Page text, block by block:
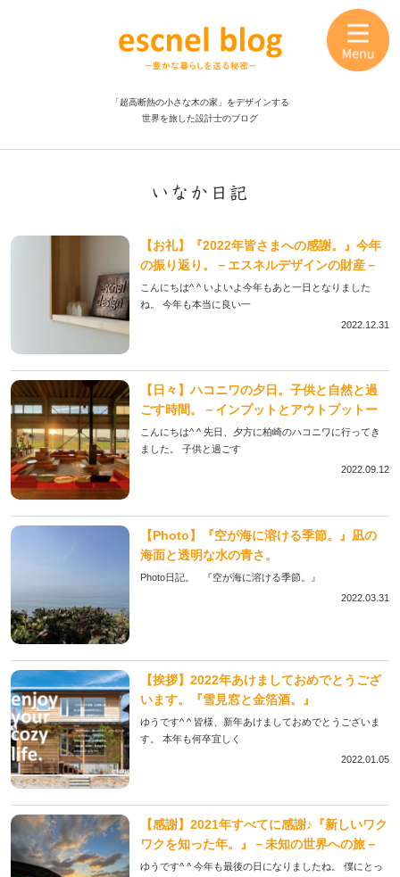
「超高断熱の小さな木の家」をデザインする
世界を旅した設計士のブログ
いなか日記
【お礼】『2022年皆さまへの感謝。』今年
の振り返り。－エスネルデザインの財産－
こんにちは^ ^ いよいよ今年もあと一日となりました
ね。 今年も本当に良い一
2022.12.31
【日々】ハコニワの夕日。子供と自然と過
ごす時間。－インプットとアウトプットー
こんにちは^ ^ 先日、夕方に柏崎のハコニワに行ってき
ました。 子供と過ごす
2022.09.12
【Photo】『空が海に溶ける季節。』凪の
海面と透明な水の青さ。
Photo日記。 『空が海に溶ける季節。』
2022.03.31
【挨拶】2022年あけましておめでとうござ
います。『雪見窓と金箔酒。』
ゆうです^ ^ 皆様、新年あけましておめでとうございま
す。 本年も何卒宜しく
2022.01.05
【感謝】2021年すべてに感謝♪『新しいワク
ワクを知った年。』－未知の世界への旅－
ゆうです^ ^ 今年も最後の日になりましたね。 僕にとっ